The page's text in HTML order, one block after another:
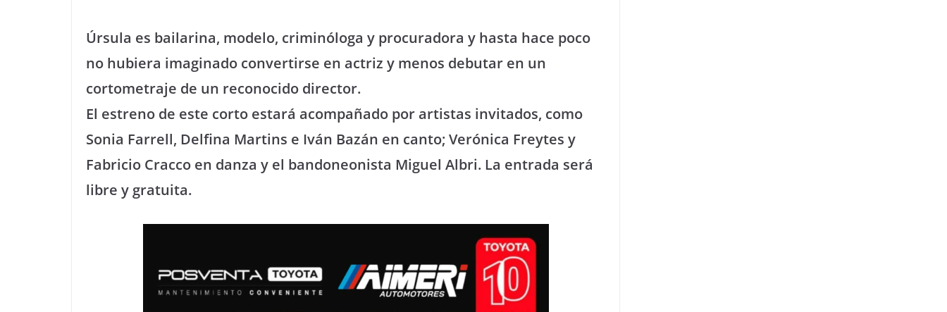
Úrsula es bailarina, modelo, criminóloga y procuradora y hasta hace poco
no hubiera imaginado convertirse en actriz y menos debutar en un
cortometraje de un reconocido director.
El estreno de este corto estará acompañado por artistas invitados, como
Sonia Farrell, Delfina Martins e Iván Bazán en canto; Verónica Freytes y
Fabricio Cracco en danza y el bandoneonista Miguel Albri. La entrada será
libre y gratuita.